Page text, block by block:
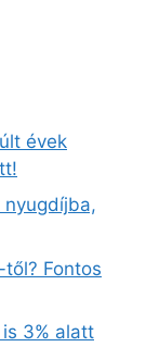
évek
nyugdíjba,
Fontos
3% alatt